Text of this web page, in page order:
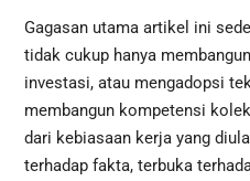
Gagasan utama artikel ini
tidak cukup hanya
investasi, atau mengadopsi
membangun kompetensi
dari kebiasaan kerja yang
terhadap fakta, terbuka